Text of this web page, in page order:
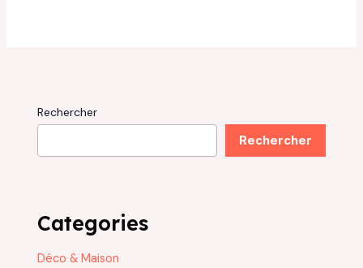
Rechercher
Rechercher
Categories
Déco & Maison